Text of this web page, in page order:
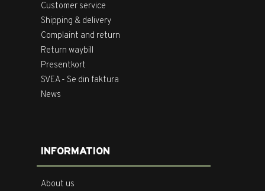
Customer service
Shipping & delivery
Complaint and return
Return waybill
Presentkort
SVEA - Se din faktura
News
INFORMATION
About us